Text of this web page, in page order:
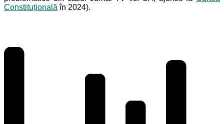
Constituțională în 2024).